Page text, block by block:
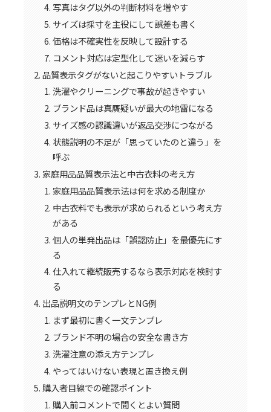
写真はタグ以外の判断材料を増やす
サイズは採寸を主役にして誤差も書く
価格は不確実性を反映して設計する
コメント対応は定型化して迷いを減らす
品質表示タグがないと起こりやすいトラブル
洗濯やクリーニングで事故が起きやすい
ブランド品は真贋疑いが最大の地雷になる
サイズ感の認識違いが返品交渉につながる
状態説明の不足が「思っていたのと違う」を
呼ぶ
家庭用品品質表示法と中古衣料の考え方
家庭用品品質表示法は何を求める制度か
中古衣料でも表示が求められるという考え方
がある
個人の単発出品は「誤認防止」を最優先にす
る
仕入れて継続販売するなら表示対応を検討す
る
出品説明文のテンプレとNG例
まず最初に書く一文テンプレ
ブランド不明の場合の安全な書き方
洗濯注意の添え方テンプレ
やってはいけない表現と置き換え例
購入者目線での確認ポイント
購入前コメントで聞くとよい質問